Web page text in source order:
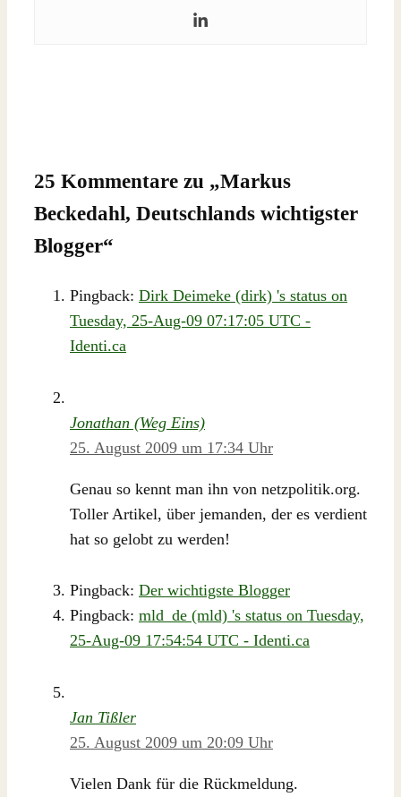
25 Kommentare zu „Markus
Beckedahl, Deutschlands wichtigster
Blogger“
Pingback: Dirk Deimeke (dirk) 's status on
Tuesday, 25-Aug-09 07:17:05 UTC -
Identi.ca
Jonathan (Weg Eins)
25. August 2009 um 17:34 Uhr
Genau so kennt man ihn von netzpolitik.org.
Toller Artikel, über jemanden, der es verdient
hat so gelobt zu werden!
Pingback: Der wichtigste Blogger
Pingback: mld_de (mld) 's status on Tuesday,
25-Aug-09 17:54:54 UTC - Identi.ca
Jan Tißler
25. August 2009 um 20:09 Uhr
Vielen Dank für die Rückmeldung.